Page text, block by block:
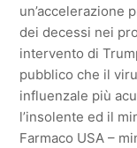
un’accelerazione
dei decessi nei
intervento di
pubblico che il
influenzale più
l’insolente ed il
Farmaco USA –